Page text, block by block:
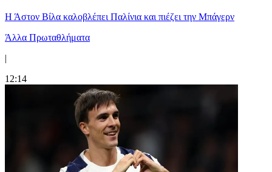
Η Άστον Βίλα καλοβλέπει Παλίνια και πιέζει την Μπάγερν
Άλλα Πρωταθλήματα
|
12:14